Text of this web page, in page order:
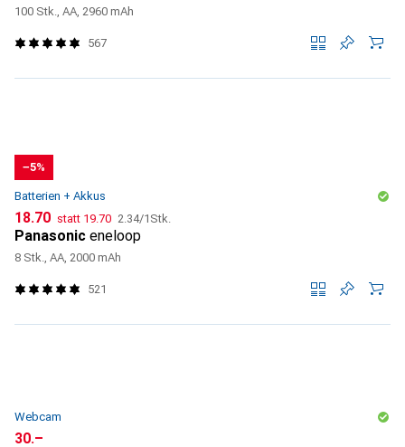
100 Stk., AA, 2960 mAh
567
−5%
Batterien + Akkus
CHF
18.70 statt CHF
19.70 CHF
2.34/1Stk.
Panasonic eneloop
8 Stk., AA, 2000 mAh
521
Webcam
CHF
30.–